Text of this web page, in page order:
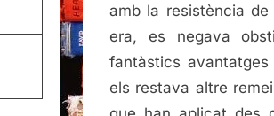
amb la resistència
era, es negava
fantàstics
els restava altre